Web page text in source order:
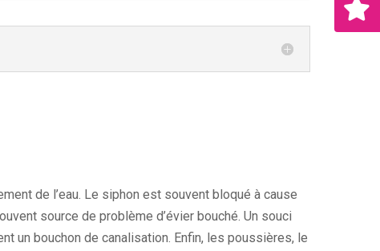
de l’eau. Le siphon est souvent bloqué à cause
source de problème d’évier bouché. Un souci
un bouchon de canalisation. Enfin, les poussières, le